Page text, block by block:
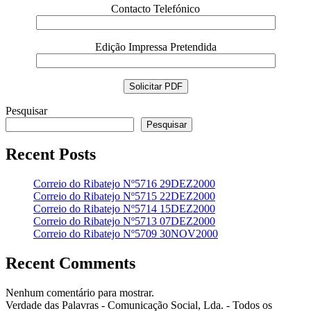
Contacto Telefónico
Edição Impressa Pretendida
Pesquisar
Pesquisar
Recent Posts
Correio do Ribatejo Nº5716 29DEZ2000
Correio do Ribatejo Nº5715 22DEZ2000
Correio do Ribatejo Nº5714 15DEZ2000
Correio do Ribatejo Nº5713 07DEZ2000
Correio do Ribatejo Nº5709 30NOV2000
Recent Comments
Nenhum comentário para mostrar.
Verdade das Palavras - Comunicação Social, Lda. - Todos os